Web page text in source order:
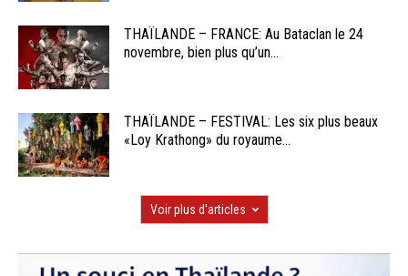
THAÏLANDE – FRANCE: Au Bataclan le 24
novembre, bien plus qu’un...
THAÏLANDE – FESTIVAL: Les six plus beaux
«Loy Krathong» du royaume...
Voir plus d'articles